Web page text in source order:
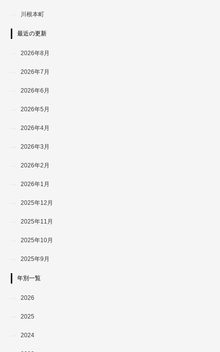
川根本町
最近の更新
2026年8月
2026年7月
2026年6月
2026年5月
2026年4月
2026年3月
2026年2月
2026年1月
2025年12月
2025年11月
2025年10月
2025年9月
年別一覧
2026
2025
2024